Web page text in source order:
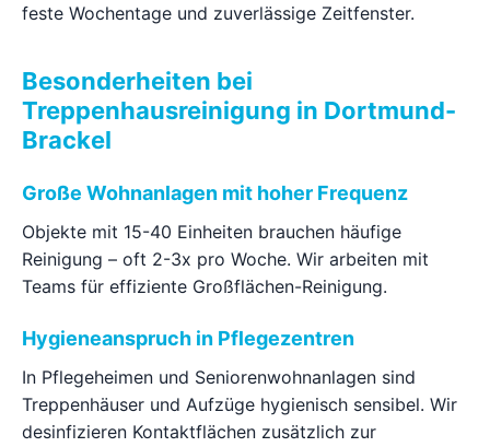
feste Wochentage und zuverlässige Zeitfenster.
Besonderheiten bei
Treppenhausreinigung in Dortmund-
Brackel
Große Wohnanlagen mit hoher Frequenz
Objekte mit 15-40 Einheiten brauchen häufige
Reinigung – oft 2-3x pro Woche. Wir arbeiten mit
Teams für effiziente Großflächen-Reinigung.
Hygieneanspruch in Pflegezentren
In Pflegeheimen und Seniorenwohnanlagen sind
Treppenhäuser und Aufzüge hygienisch sensibel. Wir
desinfizieren Kontaktflächen zusätzlich zur